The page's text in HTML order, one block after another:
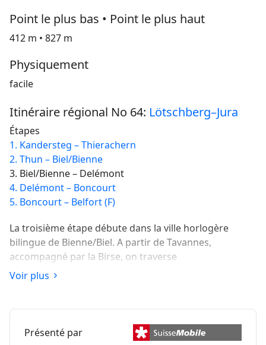
Point le plus bas • Point le plus haut
412 m • 827 m
Physiquement
facile
Itinéraire régional No 64: Lötschberg–Jura
Étapes
1. Kandersteg – Thierachern
2. Thun – Biel/Bienne
3. Biel/Bienne – Delémont
4. Delémont – Boncourt
5. Boncourt – Belfort (F)
La troisième étape débute dans la ville horlogère
bilingue de Bienne/Biel. A partir de Tavannes,
accompagné par la Birse, on traverse
d’impressionnantes gorges et de vastes vallées. La
destination est Delémont, chef-lieu du canton du Jura,
Voir plus
Présenté par